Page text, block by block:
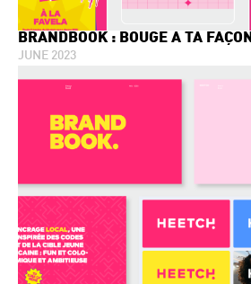
BRANDBOOK : BOUGE A TA FAÇON
JUNE 2023